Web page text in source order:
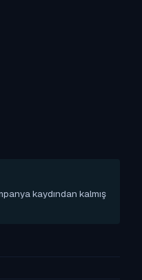
kaydından kalmış